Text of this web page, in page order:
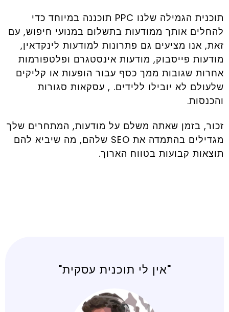
תוכנית הגמילה שלנו PPC תוכננה במיוחד כדי
להחלים אותך ממודעות בתשלום במנועי חיפוש, עם
זאת, אנו מציעים גם פתרונות למודעות לינקדאין,
מודעות פייסבוק, מודעות אינסטגרם ופלטפורמות
אחרות שגובות ממך כסף עבור הופעות או קליקים
שלעולם לא יובילו ללידים. , עסקאות סגורות
והכנסות.
זכור, בזמן שאתה משלם על מודעות, המתחרים שלך
מגדילים בהתמדה את SEO שלהם, מה שיביא להם
תוצאות קבועות בטווח הארוך.
"אין לי תוכנית עסקית"